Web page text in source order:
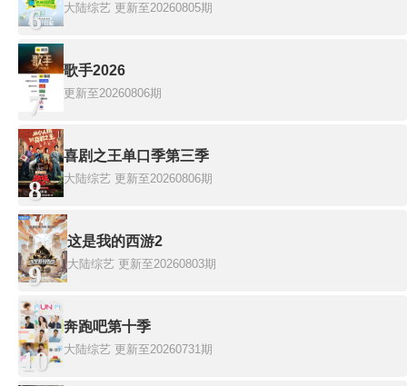
6 大陆综艺 更新至20260805期
7
歌手2026
更新至20260806期
8
喜剧之王单口季第三季
大陆综艺 更新至20260806期
9
这是我的西游2
大陆综艺 更新至20260803期
10
奔跑吧第十季
大陆综艺 更新至20260731期